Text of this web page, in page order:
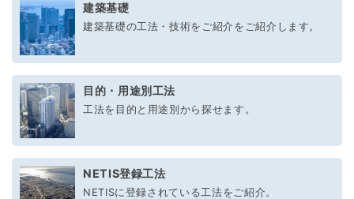
建築基礎
建築基礎の工法・技術をご紹介をご紹介します。
目的・用途別工法
工法を目的と用途別から探せます。
NETIS登録工法
NETISに登録されている工法をご紹介。